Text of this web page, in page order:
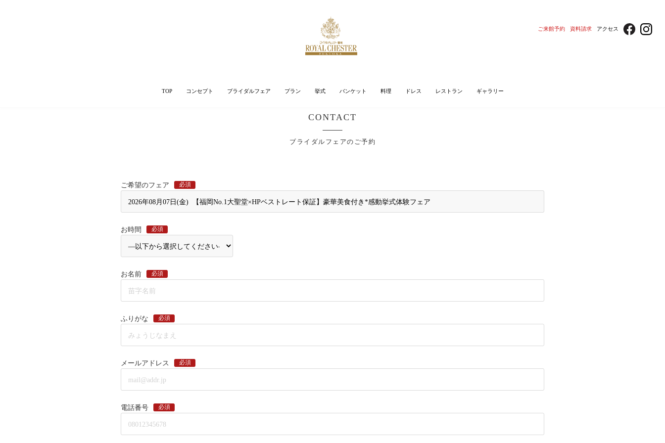
ご来館予約 資料請求 アクセス
TOP コンセプト ブライダルフェア プラン 挙式 バンケット 料理 ドレス レストラン ギャラリー
CONTACT
ブライダルフェアのご予約
ご希望のフェア 必須
お時間 必須
お名前 必須
ふりがな 必須
メールアドレス 必須
電話番号 必須